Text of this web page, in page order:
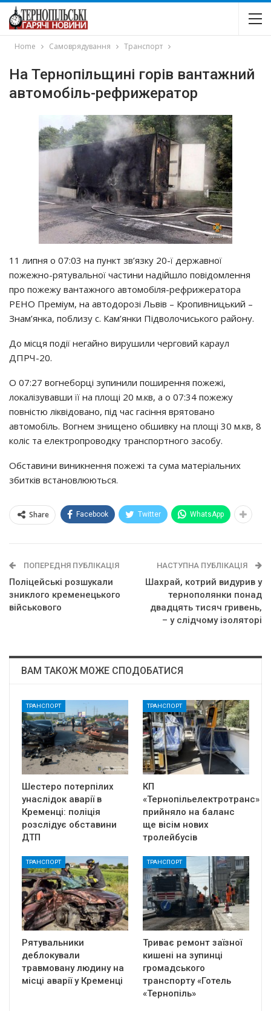
Home Самоврядування Транспорт
На Тернопільщині горів вантажний
автомобіль-рефрижератор
11 липня о 07:03 на пункт зв’язку 20-ї державної
пожежно-рятувальної частини надійшло повідомлення
про пожежу вантажного автомобіля-рефрижератора
РЕНО Преміум, на автодорозі Львів – Кропивницький –
Знам’янка, поблизу с. Кам’янки Підволочиського району.
До місця події негайно вирушили черговий караул
ДПРЧ-20.
О 07:27 вогнеборці зупинили поширення пожежі,
локалізувавши її на площі 20 м.кв, а о 07:34 пожежу
повністю ліквідовано, під час гасіння врятовано
автомобіль. Вогнем знищено обшивку на площі 30 м.кв, 8
коліс та електропроводку транспортного засобу.
Обставини виникнення пожежі та сума матеріальних
збитків встановлюються.
Share Facebook Twitter WhatsApp
ПОПЕРЕДНЯ ПУБЛІКАЦІЯ
Поліцейські розшукали
зниклого кременецького
військового
НАСТУПНА ПУБЛІКАЦІЯ
Шахрай, котрий видурив у
тернополянки понад
двадцять тисяч гривень,
– у слідчому ізоляторі
ВАМ ТАКОЖ МОЖЕ СПОДОБАТИСЯ
ТРАНСПОРТ
Шестеро потерпілих
унаслідок аварії в
Кременці: поліція
розслідує обставини
ДТП
ТРАНСПОРТ
КП
«Тернопільелектротранс»
прийняло на баланс
ще вісім нових
тролейбусів
ТРАНСПОРТ
Рятувальники
деблокували
травмовану людину на
місці аварії у Кременці
ТРАНСПОРТ
Триває ремонт заїзної
кишені на зупинці
громадського
транспорту «Готель
«Тернопіль»